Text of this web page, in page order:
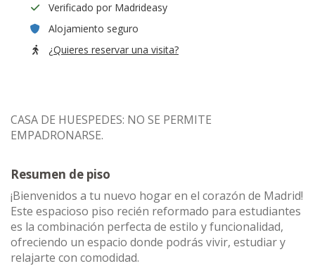
Verificado por Madrideasy
Alojamiento seguro
¿Quieres reservar una visita?
CASA DE HUESPEDES: NO SE PERMITE
EMPADRONARSE.
Resumen de piso
¡Bienvenidos a tu nuevo hogar en el corazón de Madrid!
Este espacioso piso recién reformado para estudiantes
es la combinación perfecta de estilo y funcionalidad,
ofreciendo un espacio donde podrás vivir, estudiar y
relajarte con comodidad.